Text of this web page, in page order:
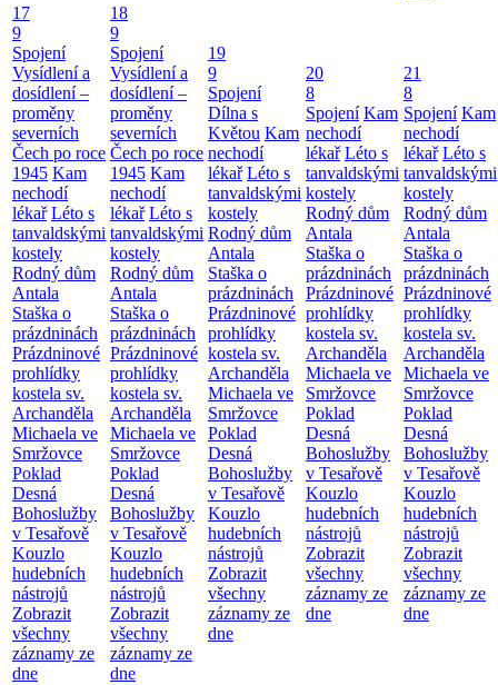
17
9
Spojení
Vysídlení a
dosídlení –
proměny
severních
Čech po roce
1945 Kam
nechodí
lékař Léto s
tanvaldskými
kostely
Rodný dům
Antala
Staška o
prázdninách
Prázdninové
prohlídky
kostela sv.
Archanděla
Michaela ve
Smržovce
Poklad
Desná
Bohoslužby
v Tesařově
Kouzlo
hudebních
nástrojů
Zobrazit
všechny
záznamy ze
dne
18
9
Spojení
Vysídlení a
dosídlení –
proměny
severních
Čech po roce
1945 Kam
nechodí
lékař Léto s
tanvaldskými
kostely
Rodný dům
Antala
Staška o
prázdninách
Prázdninové
prohlídky
kostela sv.
Archanděla
Michaela ve
Smržovce
Poklad
Desná
Bohoslužby
v Tesařově
Kouzlo
hudebních
nástrojů
Zobrazit
všechny
záznamy ze
dne
19
9
Spojení
Dílna s
Květou Kam
nechodí
lékař Léto s
tanvaldskými
kostely
Rodný dům
Antala
Staška o
prázdninách
Prázdninové
prohlídky
kostela sv.
Archanděla
Michaela ve
Smržovce
Poklad
Desná
Bohoslužby
v Tesařově
Kouzlo
hudebních
nástrojů
Zobrazit
všechny
záznamy ze
dne
20
8
Spojení Kam
nechodí
lékař Léto s
tanvaldskými
kostely
Rodný dům
Antala
Staška o
prázdninách
Prázdninové
prohlídky
kostela sv.
Archanděla
Michaela ve
Smržovce
Poklad
Desná
Bohoslužby
v Tesařově
Kouzlo
hudebních
nástrojů
Zobrazit
všechny
záznamy ze
dne
21
8
Spojení Kam
nechodí
lékař Léto s
tanvaldskými
kostely
Rodný dům
Antala
Staška o
prázdninách
Prázdninové
prohlídky
kostela sv.
Archanděla
Michaela ve
Smržovce
Poklad
Desná
Bohoslužby
v Tesařově
Kouzlo
hudebních
nástrojů
Zobrazit
všechny
záznamy ze
dne